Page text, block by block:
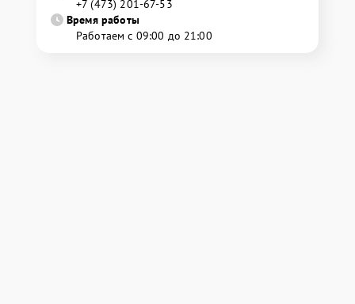
+7 (473) 201-67-53
Время работы
Работаем с 09:00 до 21:00